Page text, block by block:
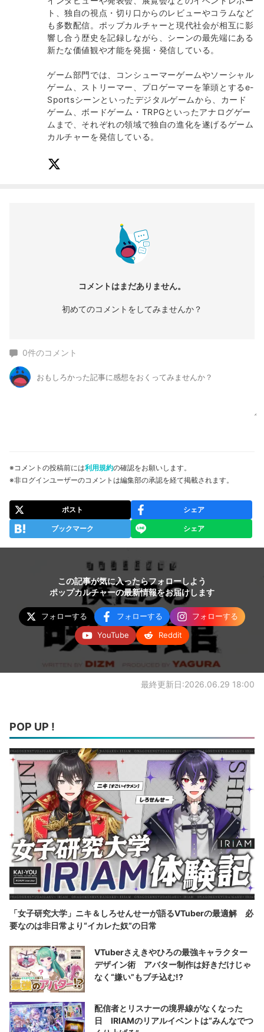
ト、独自の視点・切り口からのレビューやコラムなど
も多数配信。ポップカルチャーと現代社会が相互に影
響し合う歴史を記録しながら、シーンの最先端にある
新たな価値観や才能を発掘・発信している。
ゲーム部門では、コンシューマーゲームやソーシャル
ゲーム、ストリーマー、プロゲーマーを筆頭とするe-
Sportsシーンといったデジタルゲームから、カード
ゲーム、ボードゲーム・TRPGといったアナログゲー
ムまで、それぞれの領域で独自の進化を遂げるゲーム
カルチャーを発信している。
コメントはまだありません。
初めてのコメントをしてみませんか？
0件のコメント
※コメントの投稿前には利用規約の確認をお願いします。
※非ログインユーザーのコメントは編集部の承認を経て掲載されます。
ポスト シェア
ブックマーク シェア
この記事が気に入ったらフォローしよう
ポップカルチャーの最新情報をお届けします
フォローする フォローする
フォローする
YouTube
Reddit
最終更新日:2026.06.29 18:00
POP UP !
「女子研究大学」ニキ＆しろせんせーが語るVTuberの最適解 必
要なのは非日常より“イカレた奴”の日常
VTuberさえきやひろの最強キャラクター
デザイン術 アバター制作は好きだけじゃ
なく“嫌い”もブチ込む!?
配信者とリスナーの境界線がなくなった
日 IRIAMのリアルイベントは“みんなでつ